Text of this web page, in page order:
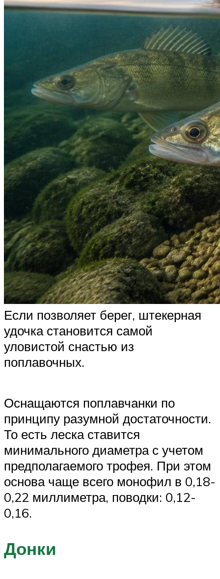
Если позволяет берег, штекерная
удочка становится самой
уловистой снастью из
поплавочных.
Оснащаются поплавчанки по
принципу разумной достаточности.
То есть леска ставится
минимального диаметра с учетом
предполагаемого трофея. При этом
основа чаще всего монофил в 0,18-
0,22 миллиметра, поводки: 0,12-
0,16.
Донки